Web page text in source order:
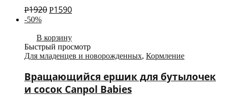
Р1920 Р1590
-50%
В корзину
Быстрый просмотр
Для младенцев и новорожденных, Кормление
Вращающийся ершик для бутылочек
и сосок Canpol Babies